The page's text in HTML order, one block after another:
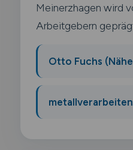
Meinerzhagen wird
Arbeitgebern
Otto Fuchs